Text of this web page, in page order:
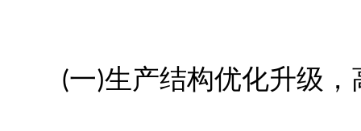
(一)生产结构优化升级，